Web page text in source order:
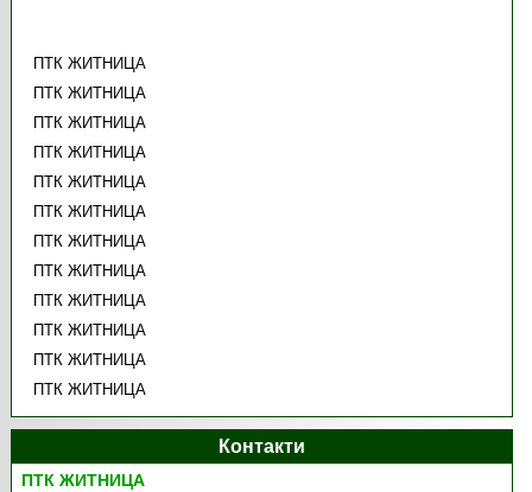
ПТК ЖИТНИЦА
ПТК ЖИТНИЦА
ПТК ЖИТНИЦА
ПТК ЖИТНИЦА
ПТК ЖИТНИЦА
ПТК ЖИТНИЦА
ПТК ЖИТНИЦА
ПТК ЖИТНИЦА
ПТК ЖИТНИЦА
ПТК ЖИТНИЦА
ПТК ЖИТНИЦА
ПТК ЖИТНИЦА
Контакти
ПТК ЖИТНИЦА